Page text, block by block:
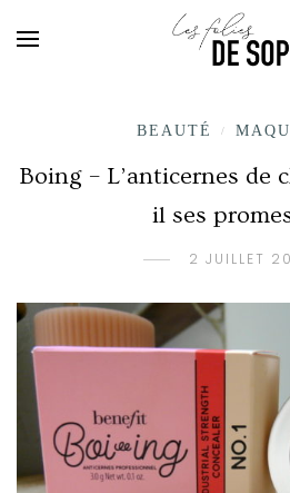
BEAUTÉ /
Boing – L’anticernes de
il ses
2 JUILLET